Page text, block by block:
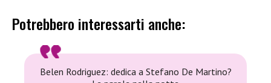
Potrebbero interessarti anche:
Belen Rodriguez: dedica a Stefano De Martino?